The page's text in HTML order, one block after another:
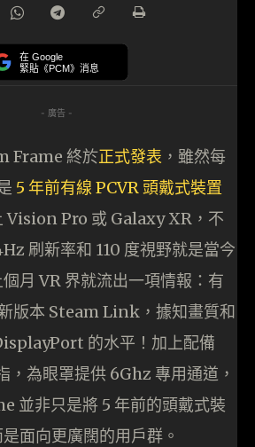
在 Google
緊貼《PCM》消息
- 廣告 -
Frame 終於正式發表 ，雖然每
5 年前有線 PCVR 頭戴式裝置
Vision Pro 或 Galaxy XR，不
刷新率和 110 度視野就是當今
月 VR 界就流出一項情報：有
版本 Steam Link，據知畫質和
的水平！加上配備
為眼罩提供 6Ghz 專用通道，
並非只是將 5 年前的頭戴式裝
面向更廣闊的用戶群。